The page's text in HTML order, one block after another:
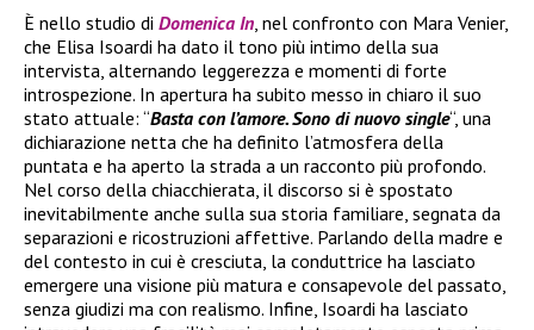
È nello studio di Domenica In, nel confronto con Mara Venier,
che Elisa Isoardi ha dato il tono più intimo della sua
intervista, alternando leggerezza e momenti di forte
introspezione. In apertura ha subito messo in chiaro il suo
stato attuale: “Basta con l’amore. Sono di nuovo single“, una
dichiarazione netta che ha definito l’atmosfera della
puntata e ha aperto la strada a un racconto più profondo.
Nel corso della chiacchierata, il discorso si è spostato
inevitabilmente anche sulla sua storia familiare, segnata da
separazioni e ricostruzioni affettive. Parlando della madre e
del contesto in cui è cresciuta, la conduttrice ha lasciato
emergere una visione più matura e consapevole del passato,
senza giudizi ma con realismo. Infine, Isoardi ha lasciato